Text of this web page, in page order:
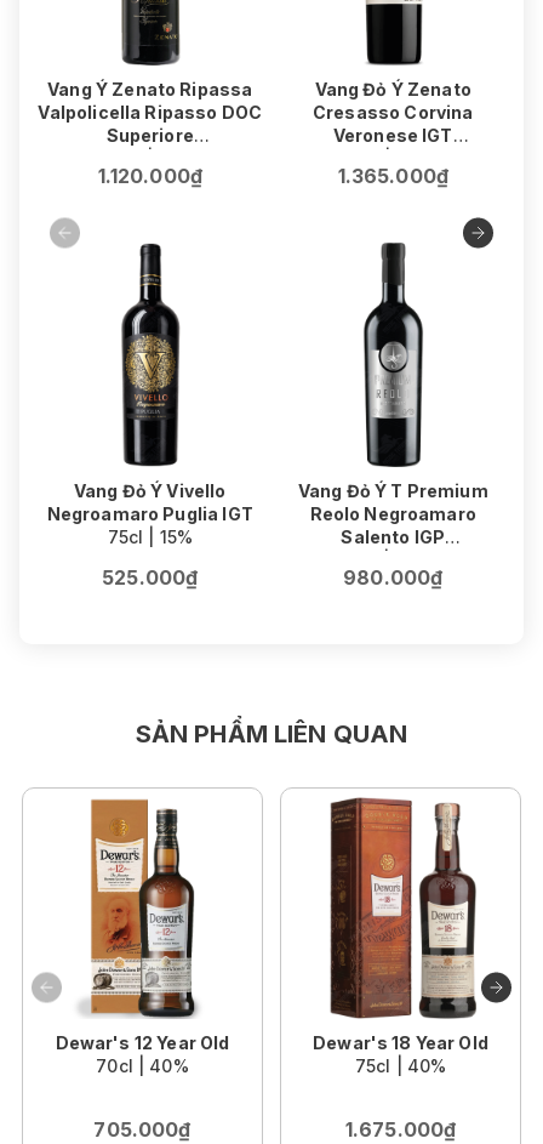
Vang Ý Zenato Ripassa
Valpolicella Ripasso DOC
Superiore
1.120.000₫
Vang Đỏ Ý Zenato
Cresasso Corvina
Veronese IGT
1.365.000₫
Vang Đỏ Ý Vivello
Negroamaro Puglia IGT
75cl | 15%
525.000₫
Vang Đỏ Ý T Premium
Reolo Negroamaro
Salento IGP
980.000₫
SẢN PHẨM LIÊN QUAN
Dewar's 12 Year Old
70cl | 40%
705.000₫
Dewar's 18 Year Old
75cl | 40%
1.675.000₫